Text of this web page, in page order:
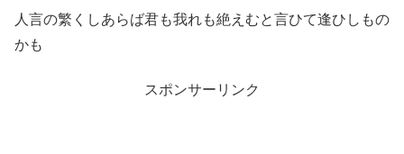
人言の繁くしあらば君も我れも絶えむと言ひて逢ひしもの
かも
スポンサーリンク